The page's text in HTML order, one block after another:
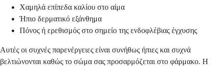
Χαμηλά επίπεδα καλίου στο αίμα
Ήπιο δερματικό εξάνθημα
Πόνος ή ερεθισμός στο σημείο της ενδοφλέβιας έγχυσης
Αυτές οι συχνές παρενέργειες είναι συνήθως ήπιες και συχνά
βελτιώνονται καθώς το σώμα σας προσαρμόζεται στο φάρμακο. Η